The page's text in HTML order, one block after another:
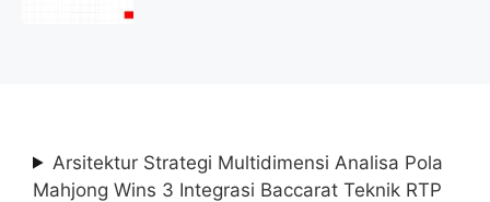
Arsitektur Strategi Multidimensi Analisa Pola
Mahjong Wins 3 Integrasi Baccarat Teknik RTP